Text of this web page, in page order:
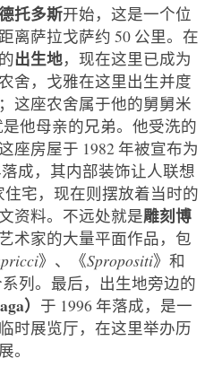
托多斯开始，这是一个位
离萨拉戈萨约 50 公里。在
出生地，现在这里已成为
舍，戈雅在这里出生并度
这座农舍属于他的舅舅米
他母亲的兄弟。他受洗的
座房屋于 1982 年被宣布为
成，其内部装饰让人联想
宅，现在则摆放着当时的
资料。不远处就是雕刻博
术家的大量平面作品，包
》、《Spropositi》和
列。最后，出生地旁边的
） 于 1996 年落成，是一
时展览厅，在这里举办历
。